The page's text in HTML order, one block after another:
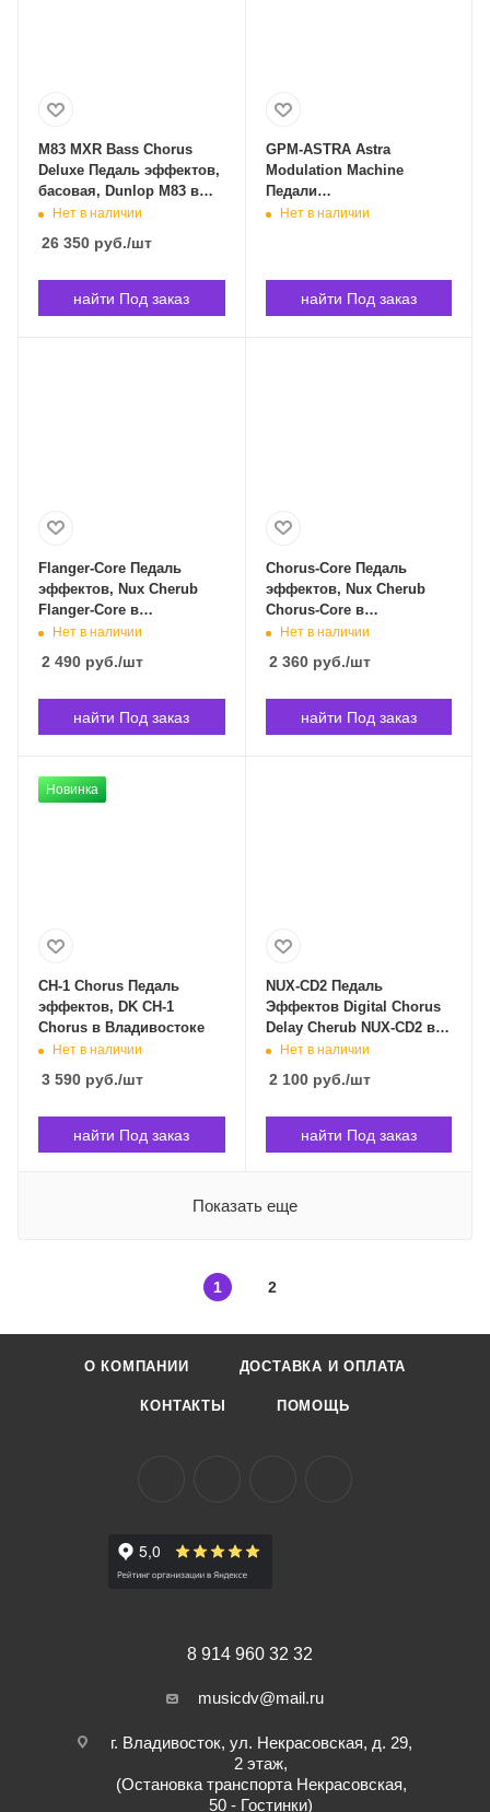
M83 MXR Bass Chorus
Deluxe Педаль эффектов,
басовая, Dunlop M83 в
Владивостоке
Нет в наличии
26 350 руб./шт
найти Под заказ
GPM-ASTRA Astra
Modulation Machine
Педали
Chorus/Flanger/Phaser.
Нет в наличии
найти Под заказ
Flanger-Core Педаль
эффектов, Nux Cherub
Flanger-Core в
Владивостоке
Нет в наличии
2 490 руб./шт
найти Под заказ
Chorus-Core Педаль
эффектов, Nux Cherub
Chorus-Core в
Владивостоке
Нет в наличии
2 360руб./шт
найти Под заказ
Новинка
CH-1 Chorus Педаль
эффектов, DK CH-1
Chorus в Владивостоке
Нет в наличии
3 590 руб./шт
найти Под заказ
NUX-CD2 Педаль
Эффектов Digital Chorus
Delay Cherub NUX-CD2 в
Владивостоке
Нет в наличии
2 100руб./шт
найти Под заказ
Показать еще
1 2
О КОМПАНИИ ДОСТАВКА И ОПЛАТА
КОНТАКТЫ ПОМОЩЬ
8 914 960 32 32
musicdv@mail.ru
г. Владивосток, ул. Некрасовская, д. 29,
2 этаж,
(Остановка транспорта Некрасовская,
50 - Гостинки)